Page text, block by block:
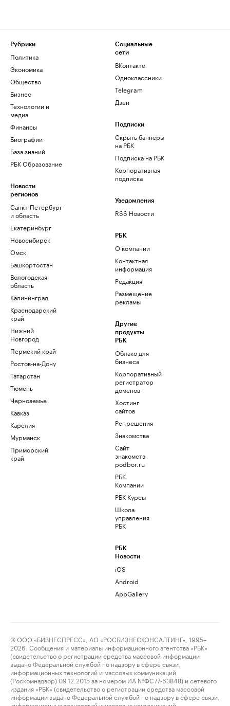
Рубрики
Политика
Экономика
Общество
Бизнес
Технологии и
медиа
Финансы
Биографии
База знаний
РБК Образование
Новости
регионов
Санкт-Петербург
и область
Екатеринбург
Новосибирск
Омск
Башкортостан
Вологодская
область
Калининград
Краснодарский
край
Нижний
Новгород
Пермский край
Ростов-на-Дону
Татарстан
Тюмень
Черноземье
Кавказ
Карелия
Мурманск
Приморский
край
Социальные
сети
ВКонтакте
Одноклассники
Telegram
Дзен
Подписки
Скрыть баннеры
на РБК
Подписка на РБК
Корпоративная
подписка
Уведомления
RSS Новости
РБК
О компании
Контактная
информация
Редакция
Размещение
рекламы
Другие
продукты
РБК
Облако для
бизнеса
Корпоративный
регистратор
доменов
Хостинг
сайтов
Рег.решения
Знакомства
Сайт
знакомств
podbor.ru
РБК
Компании
РБК Курсы
Школа
управления
РБК
РБК
Новости
iOS
Android
AppGallery
© ООО «БИЗНЕСПРЕСС», АО «РОСБИЗНЕСКОНСАЛТИНГ», 1995–
2026. Сообщения и материалы информационного агентства «РБК»
(свидетельство о регистрации средства массовой информации
выдано Федеральной службой по надзору в сфере связи,
информационных технологий и массовых коммуникаций
(Роскомнадзор) 09.12.2015 за номером ИА №ФС77-63848) и сетевого
издания «РБК» (свидетельство о регистрации средства массовой
информации выдано Федеральной службой по надзору в сфере связи,